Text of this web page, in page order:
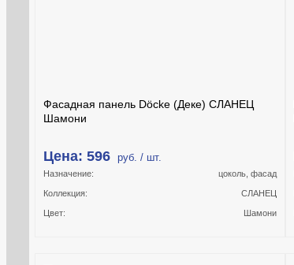
Фасадная панель Döcke (Деке) СЛАНЕЦ
Шамони
Цена: 596 руб. / шт.
Назначение: цоколь, фасад
Коллекция: СЛАНЕЦ
Цвет: Шамони